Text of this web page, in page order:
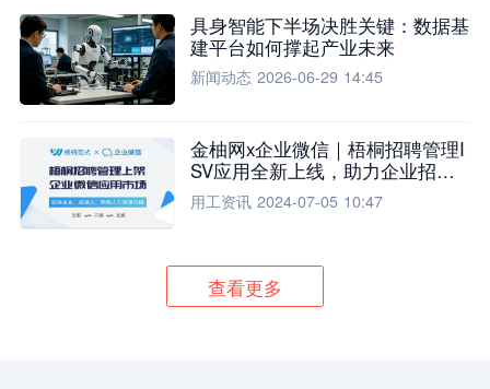
具身智能下半场决胜关键：数据基
建平台如何撑起产业未来
新闻动态 2026-06-29 14:45
金柚网x企业微信｜梧桐招聘管理I
SV应用全新上线，助力企业招聘
流程全面升级
用工资讯 2024-07-05 10:47
查看更多